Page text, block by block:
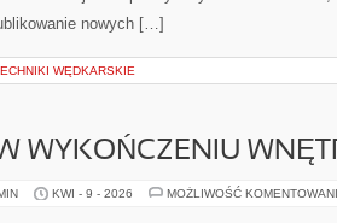
nowych […]
WĘDKARSKIE
WYKOŃCZENIU
KWI - 9 - 2026 MOŻLIWOŚĆ